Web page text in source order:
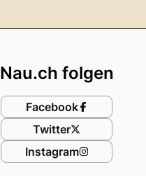
Nau.ch folgen
Facebook
Twitter
Instagram